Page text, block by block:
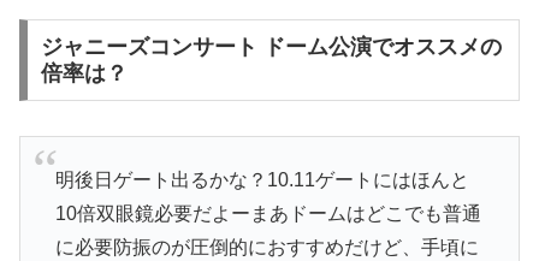
ジャニーズコンサート ドーム公演でオススメの
倍率は？
明後日ゲート出るかな？10.11ゲートにはほんと
10倍双眼鏡必要だよーまあドームはどこでも普通
に必要防振のが圧倒的におすすめだけど、手頃に